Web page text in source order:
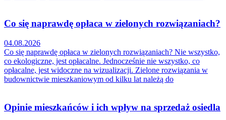
Co się naprawdę opłaca w zielonych rozwiązaniach?
04.08.2026
Co się naprawdę opłaca w zielonych rozwiązaniach? Nie wszystko,
co ekologiczne, jest opłacalne. Jednocześnie nie wszystko, co
opłacalne, jest widoczne na wizualizacji. Zielone rozwiązania w
budownictwie mieszkaniowym od kilku lat należą do
Opinie mieszkańców i ich wpływ na sprzedaż osiedla